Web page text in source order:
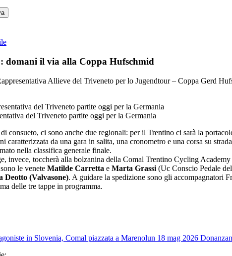
domani il via alla Coppa Hufschmid
Allieve del Triveneto per lo Jugendtour – Coppa Gerd
del Triveneto partite oggi per la Germania
consueto, ci sono anche due regionali: per il Trentino ci sarà la
caratterizzata da una gara in salita, una cronometro e una corsa su
nella classifica generale finale.
invece, toccherà alla bolzanina della Comal Trentino Cycling Academy
le venete Matilde Carretta e Marta Grassi (Uc Conscio Pedale
Deotto (Valvasone). A guidare la spedizione sono gli accompagnatori
delle tre tappe in programma.
in Slovenia, Comal piazzata a Marenolun 18 mag 2026